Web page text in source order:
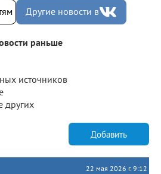
Другие новости в
раньше
источников
других
Добавить
22 мая 2026 г. 9:12